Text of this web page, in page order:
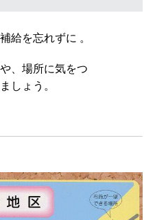
給を忘れずに 。
、場所に気をつ
しょう。